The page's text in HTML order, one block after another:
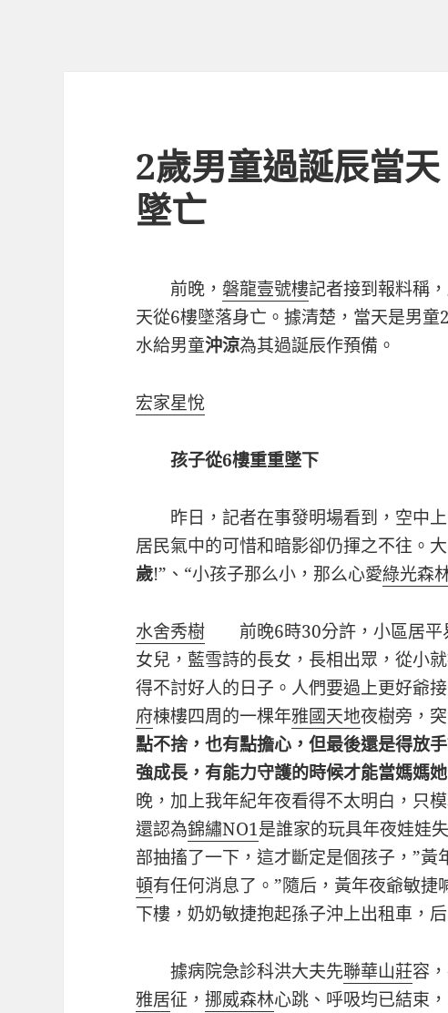
2歲男童過誕辰當
墜亡
前晚， 磐龍壹號樓記者接到報料稱，
天從6樓墜落身亡。據清楚，當天是男
水給男童沖涼為其過誕辰作預備。
宏家星悅
孩子從6樓重重墜下
昨日，記者在事發明場看到，空中上
居民氣中的可惜和暗影卻仍揮之不往。
歲!”、“小孩子那么小，那么心愛綠光森
水舍秀樹 前晚6時30分許，小區居平
女兒，藍雪詩的長女，長相出眾，從小
得不討好人的日子。人們要過上更好爺
府棟樓四周的一棵年雅國天地夜樹旁，
點不捨，也有點擔心，但最後還是得放
強成長，有能力守護的時候才能當媽媽
晚，加上我年紀年夜看得不太明白，只
還認為錦繡NO1是誰家的玩具年夜娃娃
部抽搐了一下，這才斷定是個孩子，”黃
頓有任何消息了。”隨后，黃年夜爺敏
下樓，奶奶敏捷抱起孫子沖上出租車，
據病院急診科洪大夫先聯華山莊容
雅居征，挪威森林心跳、呼吸均已結束